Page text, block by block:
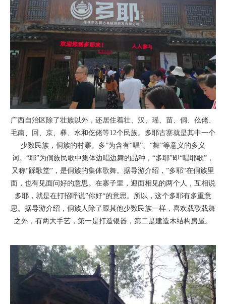
广西自治区除了壮族以外，还居住着壮、汉、瑶、苗、侗、仫佬、
毛南、回、京、彝、水和仡佬等12个民族。多耶古寨就是其中一个
少数民族，侗族的村寨。多”为含有“唱”、“舞”等意义的多义
词。“耶”为侗族民歌中集体边唱边舞的品种，“多耶”即“唱耶歌”，
又称“踩歌堂”，是侗族的集体歌舞。据导游介绍，”多耶“在侗族里
面，也有见面问好的意思。在寨子里，迎面相见的两个人，互相说
多耶，就是在打招呼说”你好“的意思。所以，这个多耶有多重意
思。据导游介绍，侗族人除了跟其他少数民族一样，喜欢载歌载舞
之外，有两大手艺，第一是打造银器，第二是建造木结构房屋。